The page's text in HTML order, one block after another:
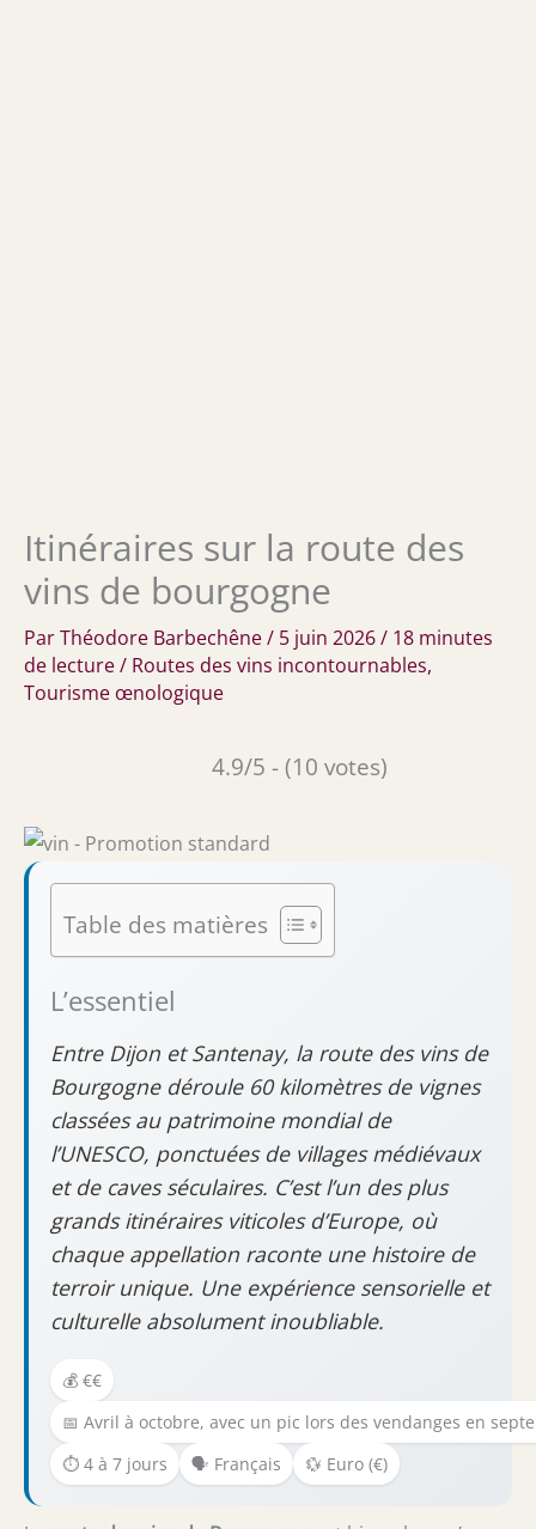
Itinéraires sur la route des
vins de bourgogne
ParThéodore Barbechêne/ 5 juin 2026/ 18 minutes
de lecture/ Routes des vins incontournables,
Tourisme œnologique
4.9/5 - (10 votes)
Table des matières
L’essentiel
Entre Dijon et Santenay, la route des vins de
Bourgogne déroule 60 kilomètres de vignes
classées au patrimoine mondial de
l’UNESCO, ponctuées de villages médiévaux
et de caves séculaires. C’est l’un des plus
grands itinéraires viticoles d’Europe, où
chaque appellation raconte une histoire de
terroir unique. Une expérience sensorielle et
culturelle absolument inoubliable.
💰 €€
📅 Avril à octobre, avec un pic lors des vendanges en
⏱️ 4 à 7 jours
🗣️ Français 💱 Euro (€)